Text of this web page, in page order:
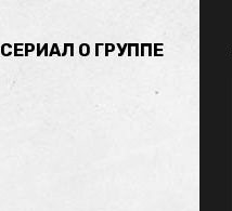
СЕРИАЛ О ГРУППЕ